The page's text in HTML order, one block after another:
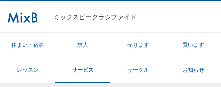
ミックスビークラシファイド
住まい・宿泊 求人 売ります 買います
レッスン サービス サークル お知らせ